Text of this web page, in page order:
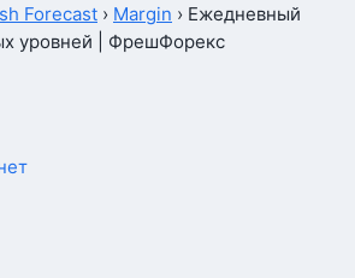
Forecast › Margin › Ежедневный
уровней | ФрешФорекс